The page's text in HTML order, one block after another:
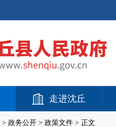
走进沈丘
> 政务公开 > 政策文件 > 正文